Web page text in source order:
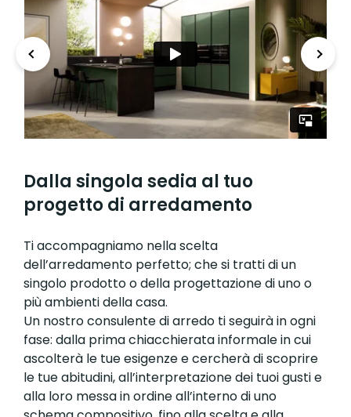
Dalla singola sedia al tuo
progetto di arredamento
Ti accompagniamo nella scelta
dell’arredamento perfetto; che si tratti di un
singolo prodotto o della progettazione di uno o
più ambienti della casa.
Un nostro consulente di arredo ti seguirà in ogni
fase: dalla prima chiacchierata informale in cui
ascolterà le tue esigenze e cercherà di scoprire
le tue abitudini, all’interpretazione dei tuoi gusti e
alla loro messa in ordine all’interno di uno